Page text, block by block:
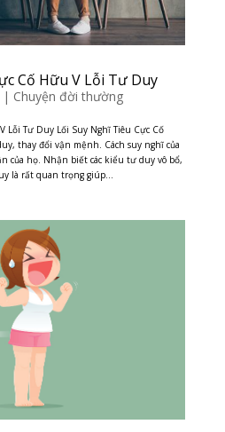
Cố Hữu V Lỗi Tư Duy
| Chuyện đời thường
Lỗi Tư Duy Lối Suy Nghĩ Tiêu Cực Cố
thay đổi vận mệnh. Cách suy nghĩ của
của họ. Nhận biết các kiểu tư duy vô bổ,
là rất quan trọng giúp...